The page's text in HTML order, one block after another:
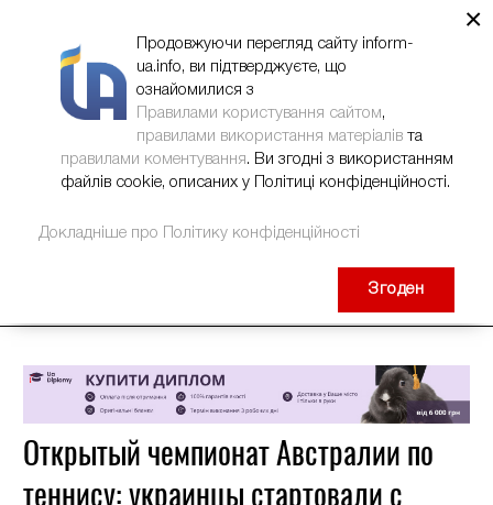
Открытый чемпионат Австралии по
теннису: украинцы стартовали с
×
Продовжуючи перегляд сайту inform-
ua.info, ви підтверджуєте, що
ознайомилися з
Правилами користування сайтом,
правилами використання матеріалів та
правилами коментування. Ви згодні з використанням
файлів cookie, описаних у Політиці конфіденційності.
Докладніше про Політику конфіденційності
Згоден